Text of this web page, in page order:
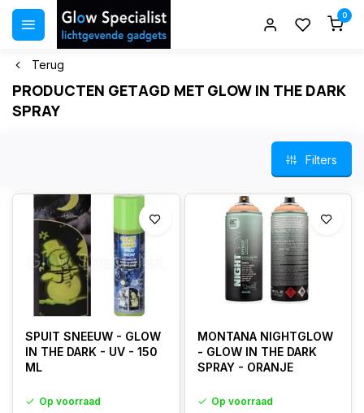
0
Terug
PRODUCTEN GETAGD MET GLOW IN THE DARK
SPRAY
Filters
SPUIT SNEEUW - GLOW
IN THE DARK - UV - 150
ML
Op voorraad
MONTANA NIGHTGLOW
- GLOW IN THE DARK
SPRAY - ORANJE
Op voorraad